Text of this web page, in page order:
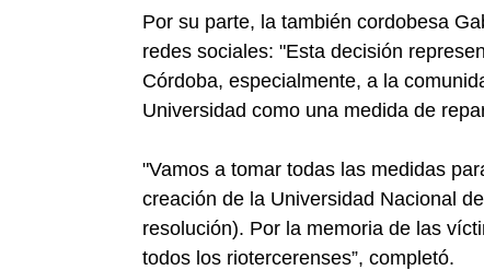
Por su parte, la también cordobesa
redes sociales: "Esta decisión
Córdoba, especialmente, a la
Universidad como una medida de
"Vamos a tomar todas las medidas
creación de la Universidad Nacional
resolución). Por la memoria de las
todos los riotercerenses”, completó.